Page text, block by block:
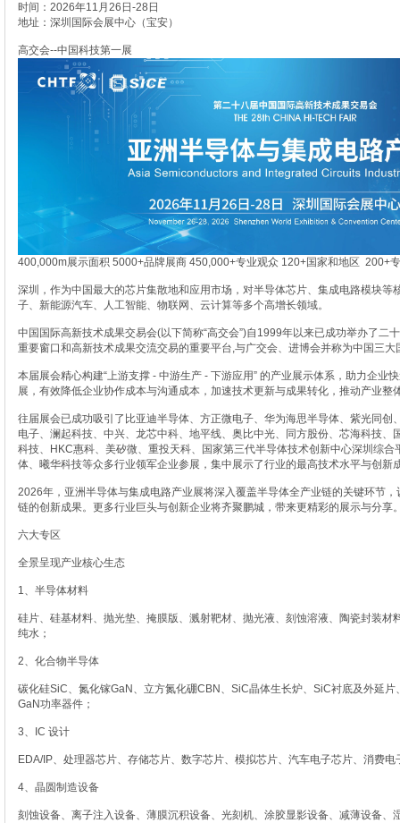
时间：2026年11月26日-28日
地址：深圳国际会展中心（宝安）
高交会--中国科技第一展
400,000m展示面积 5000+品牌展商 450,000+专业观众 120+国家和地区 200+
深圳，作为中国最大的芯片集散地和应用市场，对半导体芯片、集成电路模块等
子、新能源汽车、人工智能、物联网、云计算等多个高增长领域。
中国国际高新技术成果交易会(以下简称“高交会”)自1999年以来已成功举办了二
重要窗口和高新技术成果交流交易的重要平台,与广交会、进博会并称为中国三大
本届展会精心构建“上游支撑 - 中游生产 - 下游应用” 的产业展示体系，助力企业
展，有效降低企业协作成本与沟通成本，加速技术更新与成果转化，推动产业整
往届展会已成功吸引了比亚迪半导体、方正微电子、华为海思半导体、紫光同创
电子、澜起科技、中兴、龙芯中科、地平线、奥比中光、同方股份、芯海科技、
科技、HKC惠科、美矽微、重投天科、国家第三代半导体技术创新中心深圳综
体、曦华科技等众多行业领军企业参展，集中展示了行业的最高技术水平与创新
2026年，亚洲半导体与集成电路产业展将深入覆盖半导体全产业链的关键环节
链的创新成果。更多行业巨头与创新企业将齐聚鹏城，带来更精彩的展示与分享
六大专区
全景呈现产业核心生态
1、半导体材料
硅片、硅基材料、抛光垫、掩膜版、溅射靶材、抛光液、刻蚀溶液、陶瓷封装材
纯水；
2、化合物半导体
碳化硅SiC、氮化镓GaN、立方氮化硼CBN、SiC晶体生长炉、SiC衬底及外延
GaN功率器件；
3、IC 设计
EDA/IP、处理器芯片、存储芯片、数字芯片、模拟芯片、汽车电子芯片、消费电
4、晶圆制造设备
刻蚀设备、离子注入设备、薄膜沉积设备、光刻机、涂胶显影设备、减薄设备、